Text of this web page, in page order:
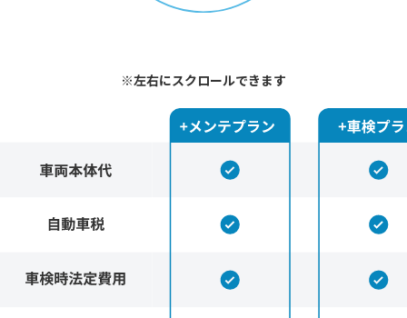
※左右にスクロールできます